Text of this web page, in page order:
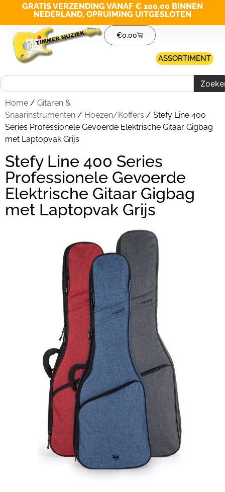
GRATIS VERZENDING VANAF € 100,00 BINNEN
NEDERLAND, OPRUIMING UITGESLOTEN
€0,00
ASSORTIMENT
Home / Gitaren &
Snaarinstrumenten / Hoezen/Koffers / Stefy Line 400
Series Professionele Gevoerde Elektrische Gitaar Gigbag
met Laptopvak Grijs
Stefy Line 400 Series
Professionele Gevoerde
Elektrische Gitaar Gigbag
met Laptopvak Grijs